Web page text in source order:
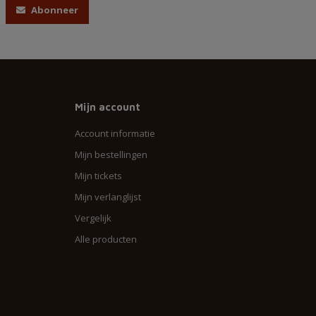
Abonneer
Mijn account
Account informatie
Mijn bestellingen
Mijn tickets
Mijn verlanglijst
Vergelijk
Alle producten